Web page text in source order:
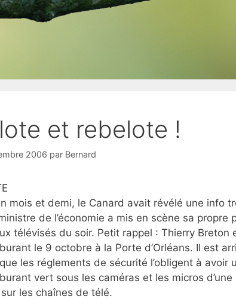
et rebelote !
2006 par Bernard
mois et demi, le Canard avait révélé une info
de l’économie a mis en scène sa
télévisés du soir. Petit rappel : Thierry Breton
le 9 octobre à la Porte d’Orléans. Il est
les réglements de sécurité l’obligent à avoir
vert sous les caméras et les micros
les chaînes de télé.